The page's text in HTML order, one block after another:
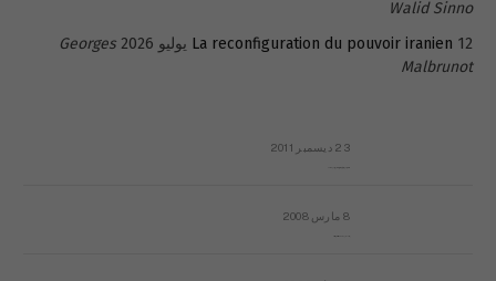
Walid Sinno
La reconfiguration du pouvoir iranien 12 يوليو 2026
Georges
Malbrunot
23 ديسمبر 2011
8 مارس 2008